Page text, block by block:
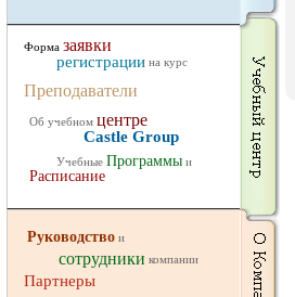
Форма заявки
регистрации на курс
Преподаватели
Об учебном центре
Castle Group
Учебные Программы и
Расписание
Руководство и
сотрудники компании
Партнеры